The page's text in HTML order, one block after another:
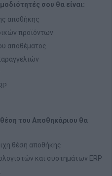
σου θα είναι:
αποθήκης
προϊόντων
αποθέματος
του Αποθηκάριου θα
θέση αποθήκης
και συστημάτων ERP